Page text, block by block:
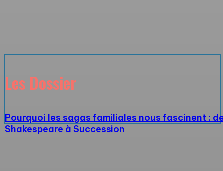
Les Dossier
Pourquoi les sagas familiales nous fascinent :
Shakespeare à Succession